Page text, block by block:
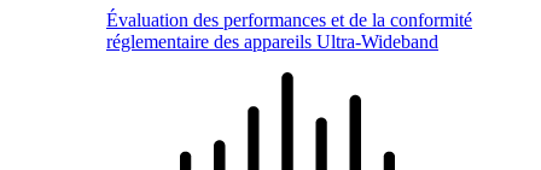
Évaluation des performances et de la conformité
réglementaire des appareils Ultra-Wideband